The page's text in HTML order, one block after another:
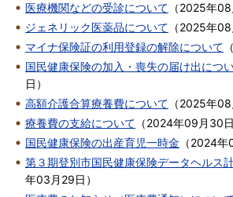
医療機関などの受診について （2025年08
ジェネリック医薬品について （2025年08
マイナ保険証の利用登録の解除について （
国民健康保険の加入・喪失の届け出につ
日 ）
高額介護合算療養費について （2025年08
療養費の支給について （2024年09月30日
国民健康保険の出産育児一時金 （2024年
第３期登別市国民健康保険データヘルス
年03月29日 ）